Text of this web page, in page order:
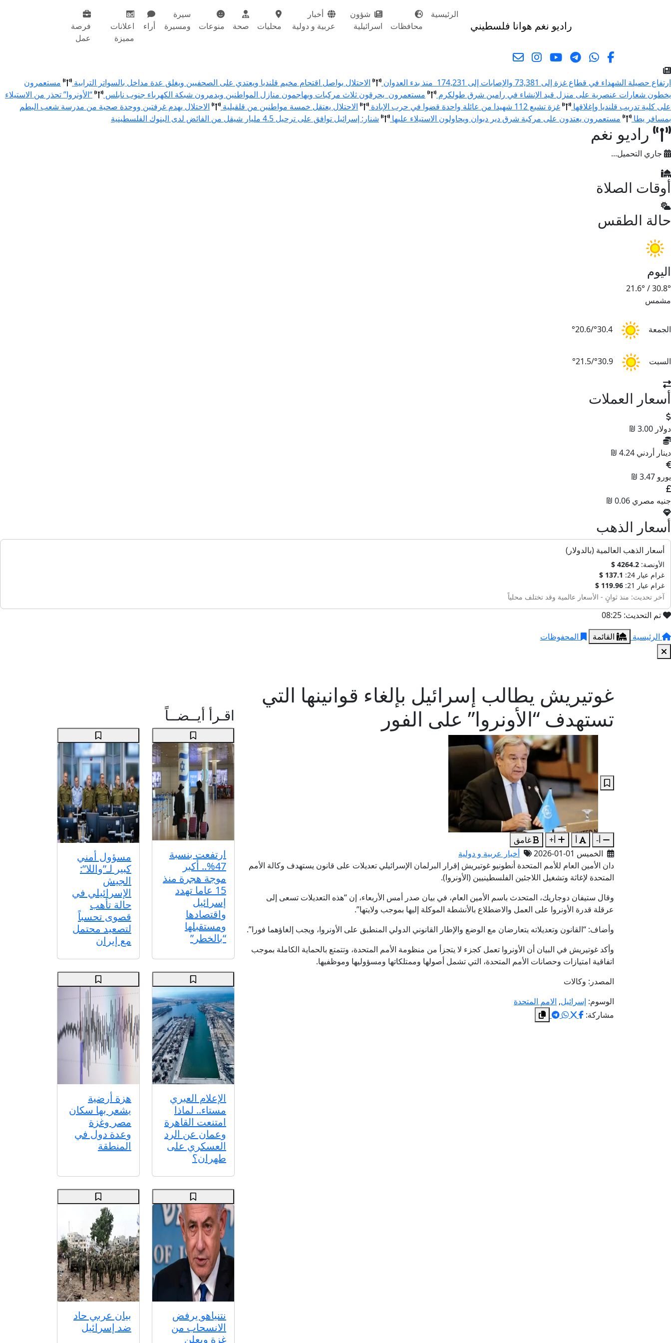
راديو نغم هوانا فلسطيني
الرئيسية
محافظات
شؤون
اسرائيلية
أخبار
عربية و دولية
محليات صحة منوعات
سيرة
ومسيرة
أراء
اعلانات
مميزة
فرصة
عمل
ارتفاع حصيلة الشهداء في قطاع غزة إلى 73,381 والإصابات إلى 174,231 منذ بدء العدوان الاحتلال يواصل اقتحام مخيم قلنديا ويعتدي على الصحفيين ويغلق عدة مداخل بالسواتر الترابية
مستعمرون
يخطون شعارات عنصرية على منزل قيد الإنشاء في رامين شرق طولكرم
مستعمرون يحرقون ثلاث مركبات ويهاجمون منازل المواطنين ويدمرون شبكة الكهرباء جنوب نابلس
“الأونروا” تحذر من الاستيلاء
على كلية تدريب قلنديا وإغلاقها
غزة تشيع 112 شهيدا من عائلة واحدة قضوا في حرب الإبادة الاحتلال يعتقل خمسة مواطنين من قلقيلية
الاحتلال يهدم غرفتين ووحدة صحية من مدرسة شعب البطم
بمسافر يطا
مستعمرون يعتدون على مركبة شرق دير دبوان ويحاولون الاستيلاء عليها شنار: إسرائيل توافق على ترحيل 4.5 مليار شيقل من الفائض لدى البنوك الفلسطينية
راديو نغم
جاري التحميل...
أوقات الصلاة
حالة الطقس
اليوم
30.8°
/
21.6°
مشمس
الجمعة 30.4°/20.6°
السبت 30.9°/21.5°
أسعار العملات
دولار 3.00 ₪
دينار أردني 4.24 ₪
يورو 3.47 ₪
جنيه مصري 0.06 ₪
أسعار الذهب
أسعار الذهب العالمية (بالدولار)
الأونصة: 4264.2 $
غرام عيار 24:
137.1 $
غرام عيار 21:
119.96 $
آخر تحديث: منذ ثوانٍ - الأسعار عالمية وقد تختلف محلياً
تم التحديث: 08:25
الرئيسية
القائمة المحفوظات
غوتيريش يطالب إسرائيل بإلغاء قوانينها التي
تستهدف “الأونروا” على الفور
أ- أ أ+
غامق
الخميس 01-01-2026
أخبار عربية و دولية
دان الأمين العام للأمم المتحدة أنطونيو غوتيريش إقرار البرلمان الإسرائيلي تعديلات على قانون يستهدف وكالة الأمم
المتحدة لإغاثة وتشغيل اللاجئين الفلسطينيين (الأونروا).
وقال ستيفان دوجاريك، المتحدث باسم الأمين العام، في بيان صدر أمس الأربعاء، إن “هذه التعديلات تسعى إلى
عرقلة قدرة الأونروا على العمل والاضطلاع بالأنشطة الموكلة إليها بموجب ولايتها”.
وأضاف: “القانون وتعديلاته يتعارضان مع الوضع والإطار القانوني الدولي المنطبق على الأونروا، ويجب إلغاؤهما فورا”.
وأكد غوتيريش في البيان أن الأونروا تعمل كجزء لا يتجزأ من منظومة الأمم المتحدة، وتتمتع بالحماية الكاملة بموجب
اتفاقية امتيازات وحصانات الأمم المتحدة، التي تشمل أصولها وممتلكاتها ومسؤوليها وموظفيها.
المصدر: وكالات
الوسوم: إسرائيل, الامم المتحدة
مشاركة:
اقـرأ أيــضــاً
ارتفعت بنسبة
47%.. أكبر
موجة هجرة منذ
15 عاما تهدد
إسرائيل
واقتصادها
ومستقبلها
“بالخطر”
مسؤول أمني
كبير لـ”واللا”:
الجيش
الإسرائيلي في
حالة تأهب
قصوى تحسباً
لتصعيد محتمل
مع إيران
الإعلام العبري
مستاء.. لماذا
امتنعت القاهرة
وعمان عن الرد
العسكري على
طهران؟
هزة أرضية
يشعر بها سكان
مصر وغزة
وعدة دول في
المنطقة
نتنياهو يرفض
الانسحاب من
غزة ويعلن
بيان عربي حاد
ضد إسرائيل